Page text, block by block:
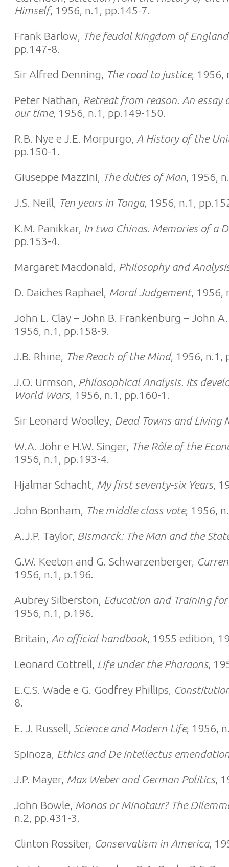
Himself, 1956, n.1, pp.145-7.
Frank Barlow, The feudal kingdom of England
pp.147-8.
Sir Alfred Denning, The road to justice, 1956,
Peter Nathan, Retreat from reason. An
our time, 1956, n.1, pp.149-150.
R.B. Nye e J.E. Morpurgo, A History of the
pp.150-1.
Giuseppe Mazzini, The duties of Man, 1956,
J.S. Neill, Ten years in Tonga, 1956, n.1,
K.M. Panikkar, In two Chinas. Memories of a
pp.153-4.
Margaret Macdonald, Philosophy and
D. Daiches Raphael, Moral Judgement, 1956,
John L. Clay – John B. Frankenburg – John
1956, n.1, pp.158-9.
J.B. Rhine, The Reach of the Mind, 1956, n.1,
J.O. Urmson, Philosophical Analysis. Its
World Wars, 1956, n.1, pp.160-1.
Sir Leonard Woolley, Dead Towns and Living
W.A. Jöhr e H.W. Singer, The Rôle of the
1956, n.1, pp.193-4.
Hjalmar Schacht, My first seventy-six Years,
John Bonham, The middle class vote, 1956,
A.J.P. Taylor, Bismarck: The Man and the
G.W. Keeton and G. Schwarzenberger,
1956, n.1, p.196.
Aubrey Silberston, Education and Training
1956, n.1, p.196.
Britain, An official handbook, 1955 edition,
Leonard Cottrell, Life under the Pharaons,
E.C.S. Wade e G. Godfrey Phillips,
8.
E. J. Russell, Science and Modern Life, 1956,
Spinoza, Ethics and De intellectus
J.P. Mayer, Max Weber and German Politics,
John Bowle, Monos or Minotaur? The
n.2, pp.431-3.
Clinton Rossiter, Conservatism in America,